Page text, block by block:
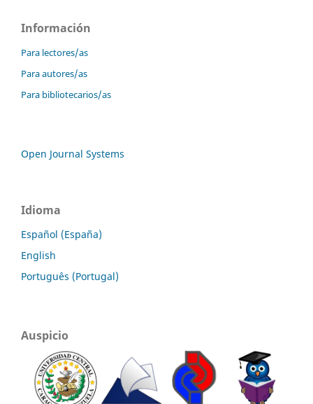
Información
Para lectores/as
Para autores/as
Para bibliotecarios/as
Open Journal Systems
Idioma
Español (España)
English
Português (Portugal)
Auspicio